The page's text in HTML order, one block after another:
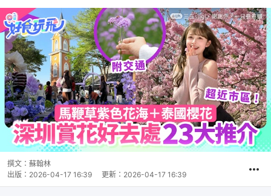
撰文： 蘇翰林
出版： 2026-04-17 16:39 更新： 2026-04-17 16:39